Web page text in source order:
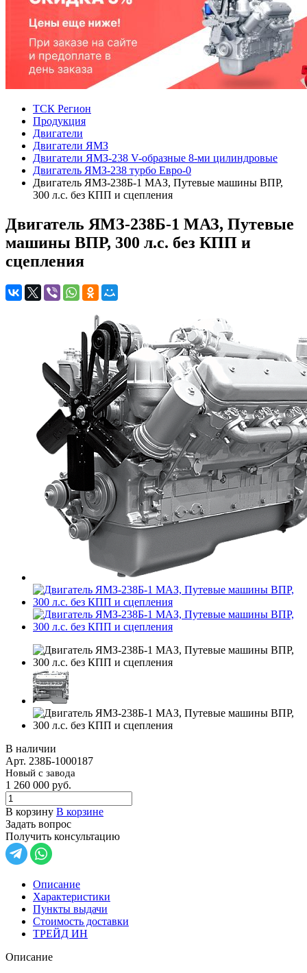
ТСК Регион
Продукция
Двигатели
Двигатели ЯМЗ
Двигатели ЯМЗ-238 V-образные 8-ми цилиндровые
Двигатель ЯМЗ-238 турбо Евро-0
Двигатель ЯМЗ-238Б-1 МАЗ, Путевые машины ВПР,
300 л.с. без КПП и сцепления
Двигатель ЯМЗ-238Б-1 МАЗ, Путевые
машины ВПР, 300 л.с. без КПП и
сцепления
В наличии
Арт. 238Б-1000187
Новый с завода
1 260 000 руб.
В корзину В корзине
Задать вопрос
Получить консультацию
Описание
Характеристики
Пункты выдачи
Стоимость доставки
ТРЕЙД ИН
Описание